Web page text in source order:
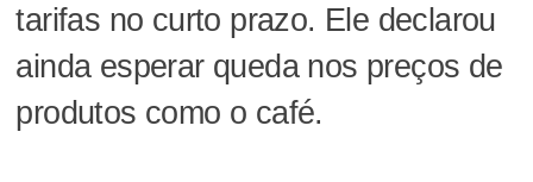
tarifas no curto prazo. Ele declarou
ainda esperar queda nos preços de
produtos como o café.